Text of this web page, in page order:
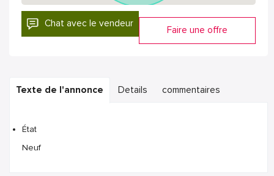
Chat avec le vendeur
Faire une offre
Texte de l'annonce Details commentaires
État
Neuf